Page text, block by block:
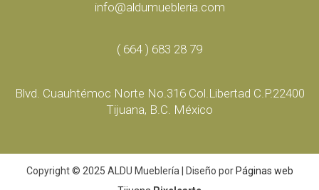
info@aldumuebleria.com
( 664 ) 683 28 79
Blvd. Cuauhtémoc Norte No.316 Col.Libertad C.P.22400
Tijuana, B.C. México
Copyright © 2025 ALDU Mueblería | Diseño por Páginas web